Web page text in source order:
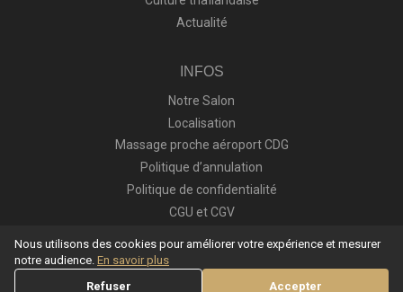
Actualité
INFOS
Notre Salon
Localisation
Massage proche aéroport CDG
Politique d’annulation
Politique de confidentialité
CGU et CGV
© Copyright 2021-2026 - Tous droits réservés - Tii Bann Thaï Spa
Nous utilisons des cookies pour améliorer votre expérience et mesurer
notre audience. En savoir plus
Refuser
Accepter